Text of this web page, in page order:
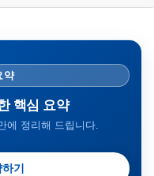
약
핵심 요약
에 정리해 드립니다.
기